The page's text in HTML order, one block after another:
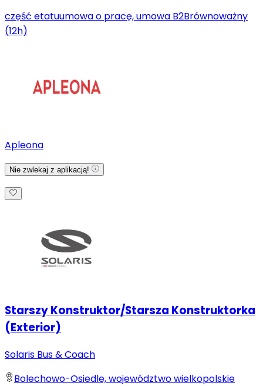
część etatuumowa o pracę, umowa B2Brównoważny
(12h)
Apleona
Nie zwlekaj z aplikacją!
Starszy Konstruktor/Starsza Konstruktorka
(Exterior)
Solaris Bus & Coach
Bolechowo-Osiedle, województwo wielkopolskie